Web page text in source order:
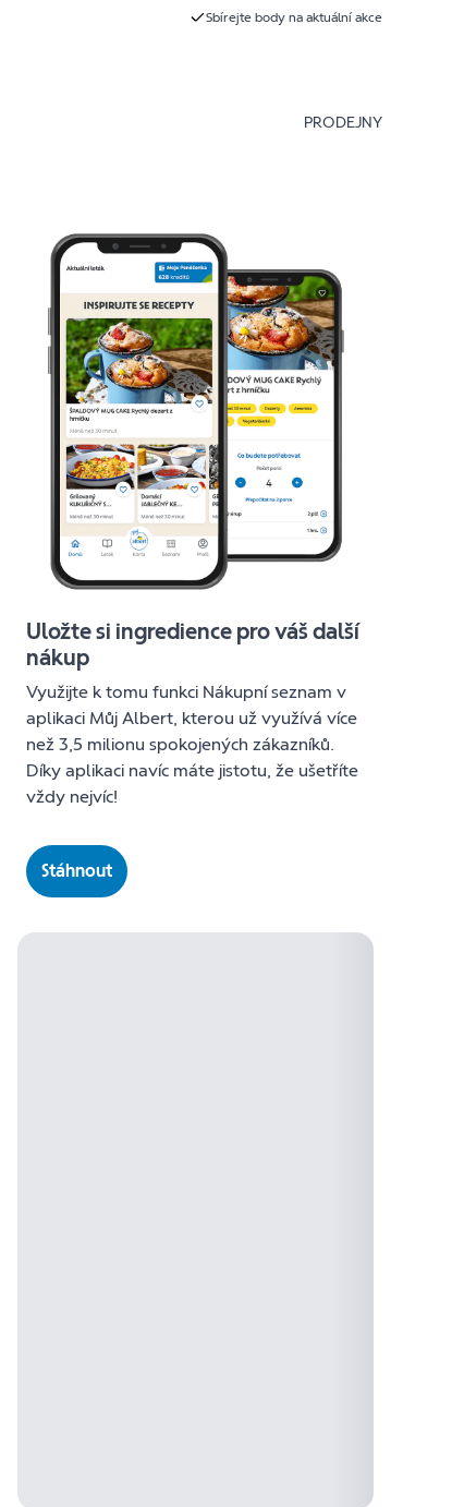
Sbírejte body na aktuální akce
PRODEJNY
Uložte si ingredience pro váš další
nákup
Využijte k tomu funkci Nákupní seznam v
aplikaci Můj Albert, kterou už využívá více
než 3,5 milionu spokojených zákazníků.
Díky aplikaci navíc máte jistotu, že ušetříte
vždy nejvíc!
Stáhnout